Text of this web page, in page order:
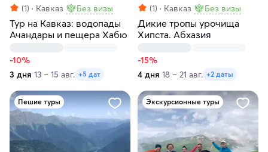
(1) Кавказ Без визы
Тур на Кавказ: водопады
Ачандары и пещера Хабю
-10%
3 дня 13 – 15 авг. +5 дат
(1) Кавказ Без визы
Дикие тропы урочища
Хипста. Абхазия
-15%
4 дня 18 – 21 авг. +2 даты
Пешие туры Экскурсионные туры